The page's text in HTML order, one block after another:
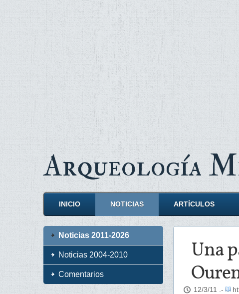
Arqueología
INICIO NOTICIAS ARTÍCULOS
Una
12/3/11 .-
Noticias 2011-2026
Noticias 2004-2010
Comentarios